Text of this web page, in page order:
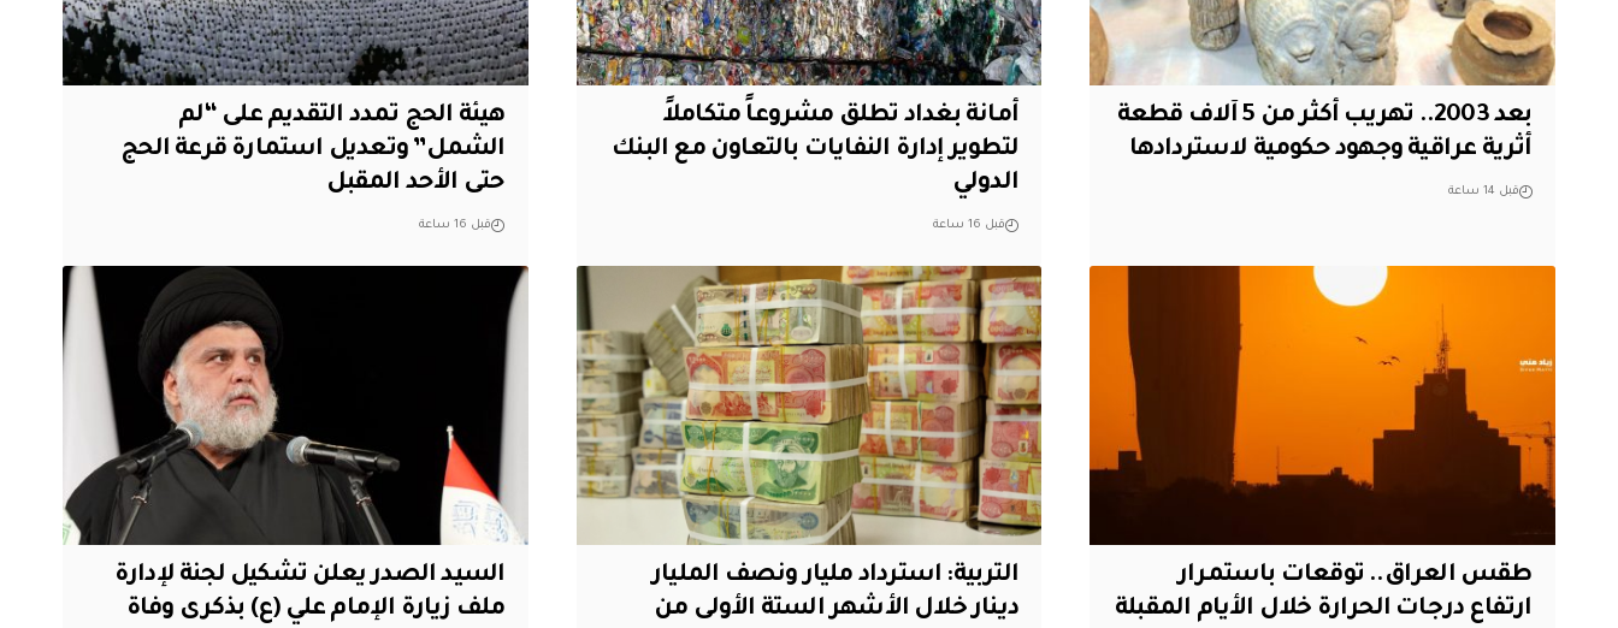
بعد 2003.. تهريب أكثر من 5 آلاف قطعة
أثرية عراقية وجهود حكومية لاستردادها
قبل 14 ساعة
أمانة بغداد تطلق مشروعاً متكاملاً
لتطوير إدارة النفايات بالتعاون مع البنك
الدولي
قبل 16 ساعة
هيئة الحج تمدد التقديم على “لم
الشمل” وتعديل استمارة قرعة الحج
حتى الأحد المقبل
قبل 16 ساعة
طقس العراق.. توقعات باستمرار
ارتفاع درجات الحرارة خلال الأيام المقبلة
التربية: استرداد مليار ونصف المليار
دينار خلال الأشهر الستة الأولى من
السيد الصدر يعلن تشكيل لجنة لإدارة
ملف زيارة الإمام علي (ع) بذكرى وفاة